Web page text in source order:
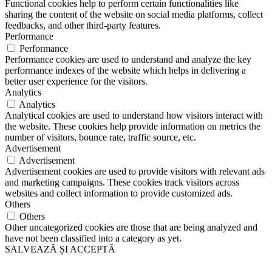
Functional cookies help to perform certain functionalities like
sharing the content of the website on social media platforms, collect
feedbacks, and other third-party features.
Performance
Performance
Performance cookies are used to understand and analyze the key
performance indexes of the website which helps in delivering a
better user experience for the visitors.
Analytics
Analytics
Analytical cookies are used to understand how visitors interact with
the website. These cookies help provide information on metrics the
number of visitors, bounce rate, traffic source, etc.
Advertisement
Advertisement
Advertisement cookies are used to provide visitors with relevant ads
and marketing campaigns. These cookies track visitors across
websites and collect information to provide customized ads.
Others
Others
Other uncategorized cookies are those that are being analyzed and
have not been classified into a category as yet.
SALVEAZĂ ȘI ACCEPTĂ